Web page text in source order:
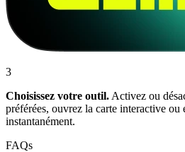
3
Choisissez votre outil. Activez ou
préférées, ouvrez la carte interactive ou
instantanément.
FAQs